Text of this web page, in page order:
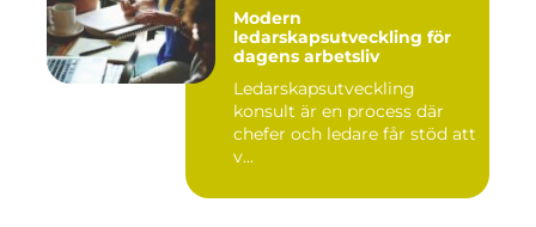
Modern
ledarskapsutveckling för
dagens arbetsliv
Ledarskapsutveckling
konsult är en process där
chefer och ledare får stöd att
v...